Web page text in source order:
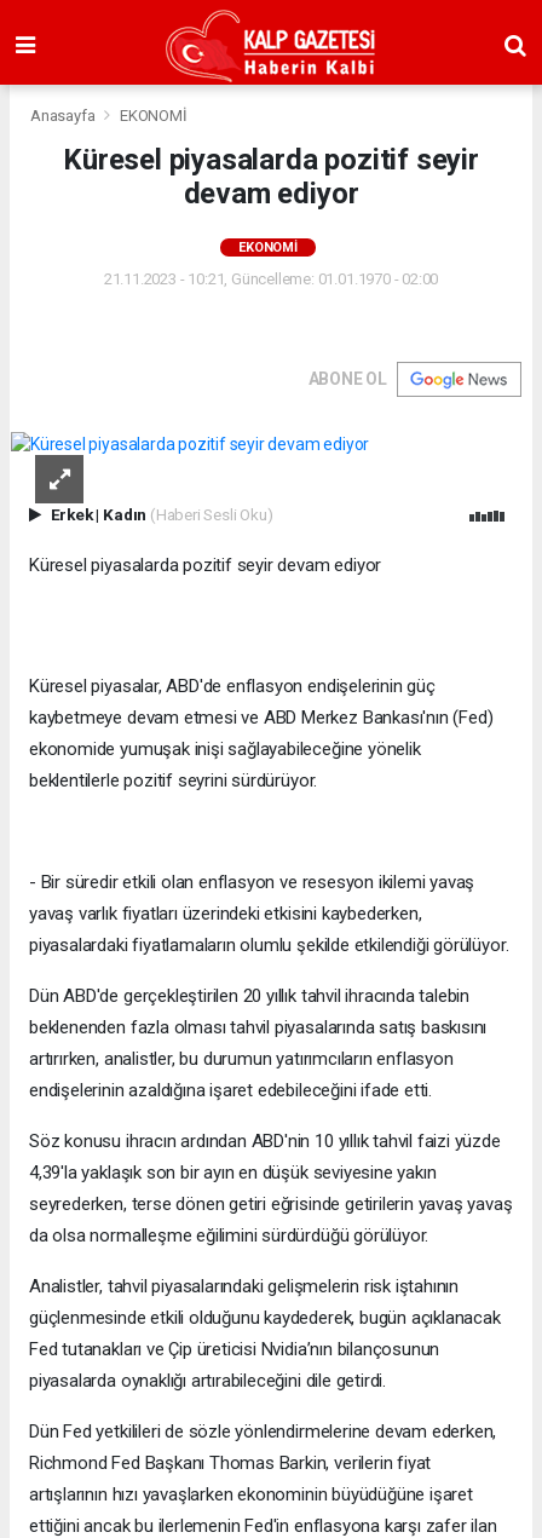
Anasayfa EKONOMİ
Küresel piyasalarda pozitif seyir
devam ediyor
EKONOMİ
21.11.2023 - 10:21, Güncelleme: 01.01.1970 - 02:00
ABONE OL
Erkek| Kadın (Haberi Sesli Oku)
Küresel piyasalarda pozitif seyir devam ediyor
Küresel piyasalar, ABD'de enflasyon endişelerinin güç
kaybetmeye devam etmesi ve ABD Merkez Bankası'nın (Fed)
ekonomide yumuşak inişi sağlayabileceğine yönelik
beklentilerle pozitif seyrini sürdürüyor.
- Bir süredir etkili olan enflasyon ve resesyon ikilemi yavaş
yavaş varlık fiyatları üzerindeki etkisini kaybederken,
piyasalardaki fiyatlamaların olumlu şekilde etkilendiği görülüyor.
Dün ABD'de gerçekleştirilen 20 yıllık tahvil ihracında talebin
beklenenden fazla olması tahvil piyasalarında satış baskısını
artırırken, analistler, bu durumun yatırımcıların enflasyon
endişelerinin azaldığına işaret edebileceğini ifade etti.
Söz konusu ihracın ardından ABD'nin 10 yıllık tahvil faizi yüzde
4,39'la yaklaşık son bir ayın en düşük seviyesine yakın
seyrederken, terse dönen getiri eğrisinde getirilerin yavaş yavaş
da olsa normalleşme eğilimini sürdürdüğü görülüyor.
Analistler, tahvil piyasalarındaki gelişmelerin risk iştahının
güçlenmesinde etkili olduğunu kaydederek, bugün açıklanacak
Fed tutanakları ve Çip üreticisi Nvidia’nın bilançosunun
piyasalarda oynaklığı artırabileceğini dile getirdi.
Dün Fed yetkilileri de sözle yönlendirmelerine devam ederken,
Richmond Fed Başkanı Thomas Barkin, verilerin fiyat
artışlarının hızı yavaşlarken ekonominin büyüdüğüne işaret
ettiğini ancak bu ilerlemenin Fed'in enflasyona karşı zafer ilan